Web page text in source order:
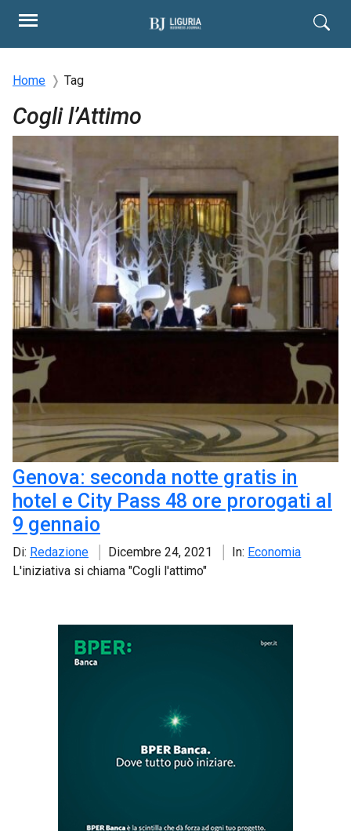
Home Tag
Cogli l’Attimo
Genova: seconda notte gratis in
hotel e City Pass 48 ore prorogati al
9 gennaio
Di: Redazione Dicembre 24, 2021 In: Economia
L'iniziativa si chiama "Cogli l'attimo"